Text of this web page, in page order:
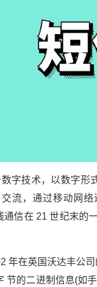
字技术，以数字形
流，通过移动网
信在 21 世纪末的
年在英国沃达丰公
节的二进制信息(如